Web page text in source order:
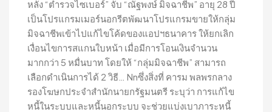
หลัง “ตำรวจไซเบอร์” จับ “ณัฐพงษ์ มิจฉาชีพ” อายุ 28 ปี
เป็นโปรแกรมเมอร์นอกรีตพัฒนาโปรแกรมขายให้กลุ่ม
มิจฉาชีพเข้าไปแก้ไขโค้ดของแอปฯธนาคาร ให้ยกเลิก
เงื่อนไขการสแกนใบหน้า เมื่อมีการโอนเงินจำนวน
มากกว่า 5 หมื่นบาท โดยให้ “กลุ่มมิจฉาชีพ” สามารถ
เลือกดำเนินการได้ 2 วิธี… Nnซึ่งสิ่งที่ คารม พลพรกลาง
รองโฆษกประจำสำนักนายกรัฐมนตรี ระบุว่า การแก้ไข
หนี้ในระบบและหนี้นอกระบบ จะช่วยแบ่งเบาภาระหนี้